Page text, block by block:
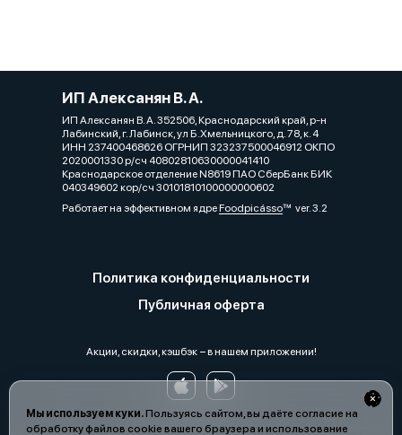
Мы используем куки.Пользуясь сайтом, вы даёте согласие на
обработку файлов cookie вашего браузера и использование
ИП Алексанян В. А.
ИП Алексанян В. А. 352506, Краснодарский край, р-н
Лабинский, г. Лабинск, ул Б.Хмельницкого, д. 78, к. 4
ИНН 237400468626 ОГРНИП 323237500046912 ОКПО
2020001330 р/сч 40802810630000041410
Краснодарское отделение N8619 ПАО СберБанк БИК
040349602 кор/сч 30101810100000000602
Работает на эффективном ядреFoodpicássover. 3.2
Политика конфиденциальности
Публичная оферта
Акции, скидки, кэшбэк − в нашем приложении!